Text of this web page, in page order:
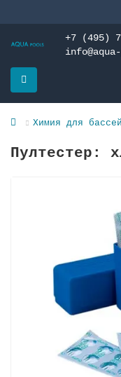
+7 (495)
Химия для
Пултестер: